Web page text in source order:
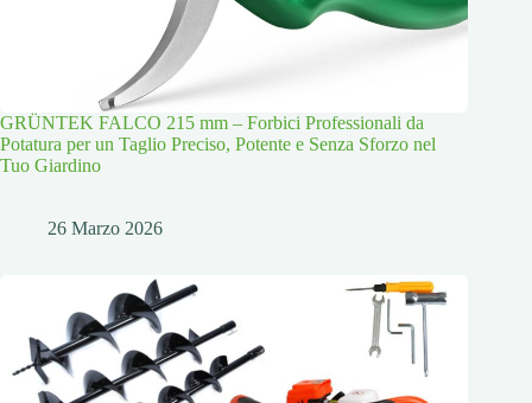
GRÜNTEK FALCO 215 mm – Forbici Professionali da
Potatura per un Taglio Preciso, Potente e Senza Sforzo nel
Tuo Giardino
26 Marzo 2026